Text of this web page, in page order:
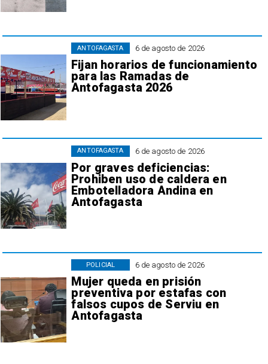
6 de agosto de 2026
Fijan horarios de funcionamiento
para las Ramadas de
Antofagasta 2026
ANTOFAGASTA
6 de agosto de 2026
Por graves deficiencias:
Prohiben uso de caldera en
Embotelladora Andina en
Antofagasta
ANTOFAGASTA
6 de agosto de 2026
Mujer queda en prisión
preventiva por estafas con
falsos cupos de Serviu en
Antofagasta
POLICIAL